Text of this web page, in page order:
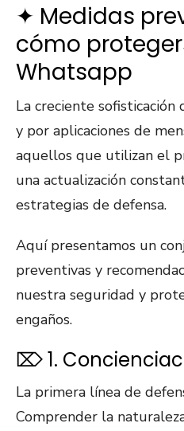
✦ Medidas
cómo
Whatsapp
La creciente
y por aplicaciones de
aquellos que utilizan el
una actualización
estrategias de defensa.
Aquí presentamos un
preventivas y
nuestra seguridad y
engaños.
⌦ 1.
La primera línea de
Comprender la